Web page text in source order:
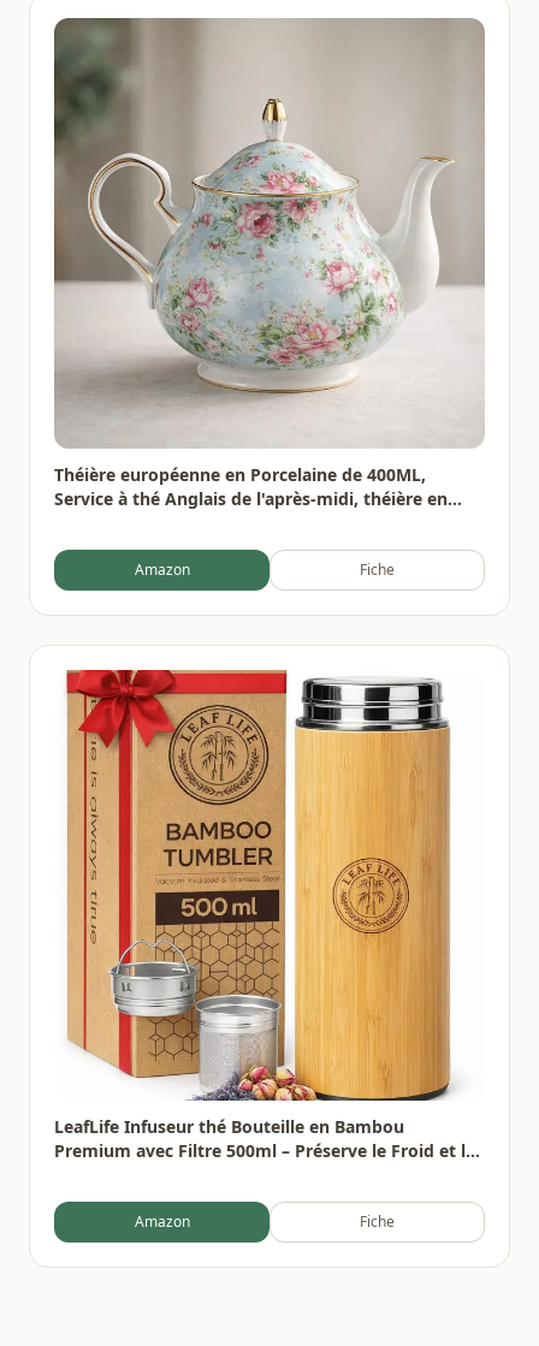
Théière européenne en Porcelaine de 400ML,
Service à thé Anglais de l'après-midi, théière en
Amazon Fiche
LeafLife Infuseur thé Bouteille en Bambou
Premium avec Filtre 500ml – Préserve le Froid et la
sous Vide
Amazon Fiche